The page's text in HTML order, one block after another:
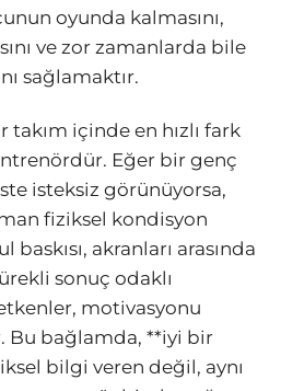
oyunda kalmasını,
ve zor zamanlarda bile
sağlamaktır.
takım içinde en hızlı fark
Eğer bir genç
isteksiz görünüyorsa,
fiziksel kondisyon
akranları arasında
sonuç odaklı
motivasyonu
Bu bağlamda, **iyi bir
bilgi veren değil, aynı